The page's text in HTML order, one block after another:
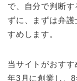
で、自分で判断
ずに、まずは弁
すめします。
当サイトがおす
年3月に創業し、